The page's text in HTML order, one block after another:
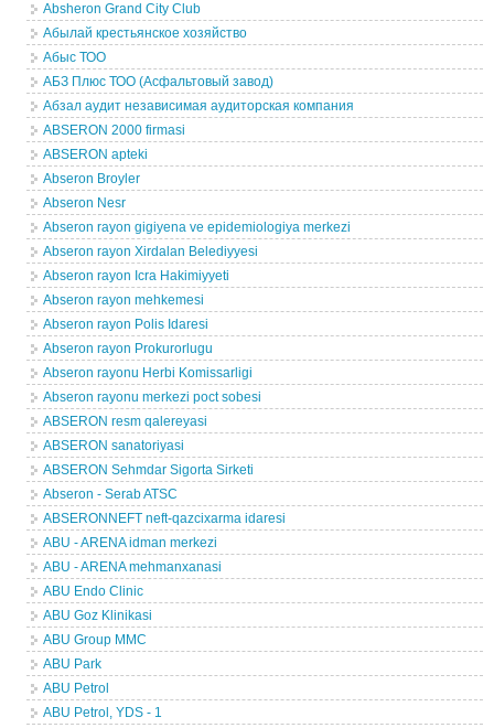
Absheron Grand City Club
Абылай крестьянское хозяйство
Абыс ТОО
АБЗ Плюс ТОО (Асфальтовый завод)
Абзал аудит независимая аудиторская компания
ABSERON 2000 firmasi
ABSERON apteki
Abseron Broyler
Abseron Nesr
Abseron rayon gigiyena ve epidemiologiya merkezi
Abseron rayon Xirdalan Belediyyesi
Abseron rayon Icra Hakimiyyeti
Abseron rayon mehkemesi
Abseron rayon Polis Idaresi
Abseron rayon Prokurorlugu
Abseron rayonu Herbi Komissarligi
Abseron rayonu merkezi poct sobesi
ABSERON resm qalereyasi
ABSERON sanatoriyasi
ABSERON Sehmdar Sigorta Sirketi
Abseron - Serab ATSC
ABSERONNEFT neft-qazcixarma idaresi
ABU - ARENA idman merkezi
ABU - ARENA mehmanxanasi
ABU Endo Clinic
ABU Goz Klinikasi
ABU Group MMC
ABU Park
ABU Petrol
ABU Petrol, YDS - 1